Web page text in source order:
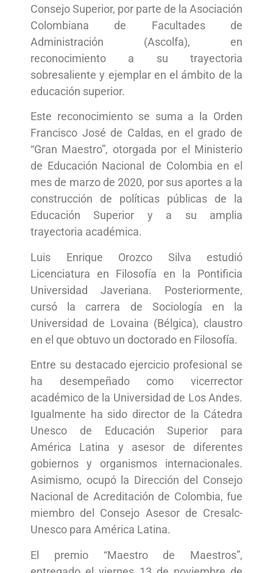
Consejo Superior, por parte de la Asociación
Colombiana de Facultades de
Administración (Ascolfa), en
reconocimiento a su trayectoria
sobresaliente y ejemplar en el ámbito de la
educación superior.
Este reconocimiento se suma a la Orden
Francisco José de Caldas, en el grado de
“Gran Maestro”, otorgada por el Ministerio
de Educación Nacional de Colombia en el
mes de marzo de 2020, por sus aportes a la
construcción de políticas públicas de la
Educación Superior y a su amplia
trayectoria académica.
Luis Enrique Orozco Silva estudió
Licenciatura en Filosofía en la Pontificia
Universidad Javeriana. Posteriormente,
cursó la carrera de Sociología en la
Universidad de Lovaina (Bélgica), claustro
en el que obtuvo un doctorado en Filosofía.
Entre su destacado ejercicio profesional se
ha desempeñado como vicerrector
académico de la Universidad de Los Andes.
Igualmente ha sido director de la Cátedra
Unesco de Educación Superior para
América Latina y asesor de diferentes
gobiernos y organismos internacionales.
Asimismo, ocupó la Dirección del Consejo
Nacional de Acreditación de Colombia, fue
miembro del Consejo Asesor de Cresalc-
Unesco para América Latina.
El premio “Maestro de Maestros”,